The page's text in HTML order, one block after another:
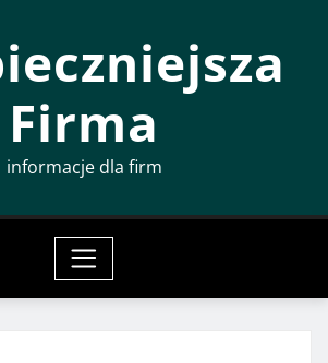
Firma
informacje dla firm